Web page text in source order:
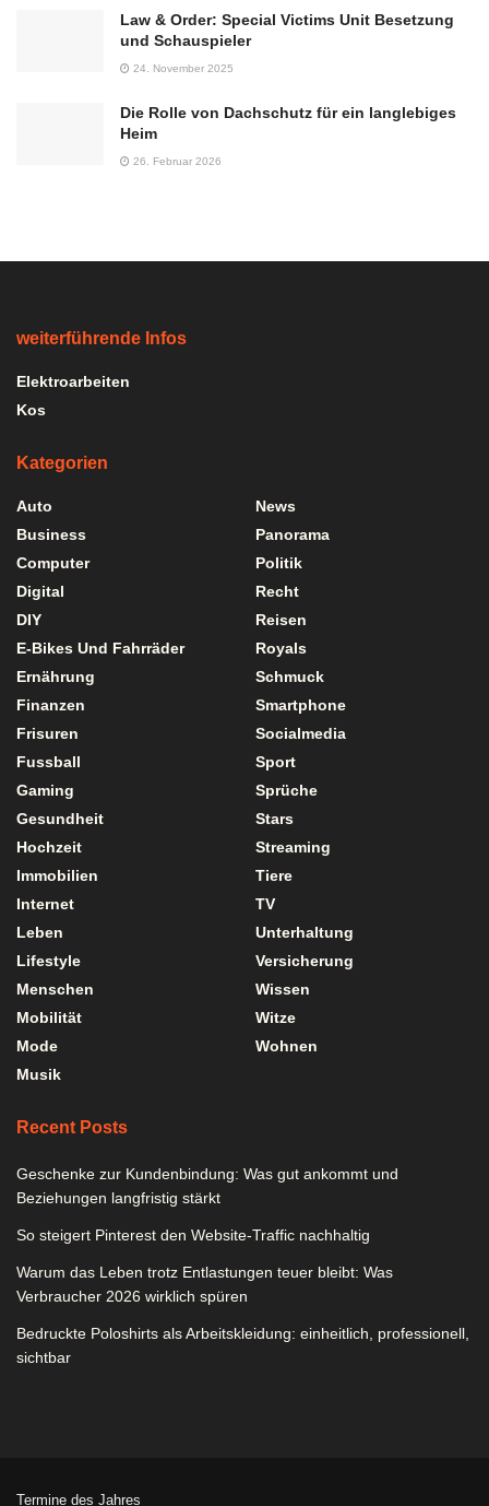
Law & Order: Special Victims Unit Besetzung
und Schauspieler
24. November 2025
Die Rolle von Dachschutz für ein langlebiges
Heim
26. Februar 2026
weiterführende Infos
Elektroarbeiten
Kos
Kategorien
Auto
Business
Computer
Digital
DIY
E-Bikes Und Fahrräder
Ernährung
Finanzen
Frisuren
Fussball
Gaming
Gesundheit
Hochzeit
Immobilien
Internet
Leben
Lifestyle
Menschen
Mobilität
Mode
Musik
News
Panorama
Politik
Recht
Reisen
Royals
Schmuck
Smartphone
Socialmedia
Sport
Sprüche
Stars
Streaming
Tiere
TV
Unterhaltung
Versicherung
Wissen
Witze
Wohnen
Recent Posts
Geschenke zur Kundenbindung: Was gut ankommt und
Beziehungen langfristig stärkt
So steigert Pinterest den Website-Traffic nachhaltig
Warum das Leben trotz Entlastungen teuer bleibt: Was
Verbraucher 2026 wirklich spüren
Bedruckte Poloshirts als Arbeitskleidung: einheitlich, professionell,
sichtbar
Termine des Jahres